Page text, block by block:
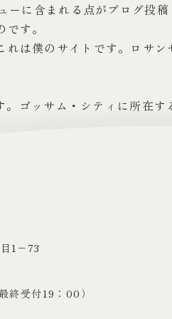
に含まれる点がブログ投
す。
は僕のサイトです。ロサ
ゴッサム・シティに所在
テンツを含む新しいペー
1−73
終受付19：00）